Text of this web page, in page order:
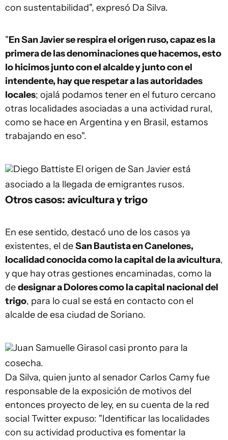
con sustentabilidad", expresó Da Silva.
"En San Javier se respira el origen ruso, capaz es la
primera de las denominaciones que hacemos, esto
lo hicimos junto con el alcalde y junto con el
intendente, hay que respetar a las autoridades
locales; ojalá podamos tener en el futuro cercano
otras localidades asociadas a una actividad rural,
como se hace en Argentina y en Brasil, estamos
trabajando en eso".
Diego Battiste El origen de San Javier está
asociado a la llegada de emigrantes rusos.
Otros casos: avicultura y trigo
En ese sentido, destacó uno de los casos ya
existentes, el deSan Bautista en Canelones,
localidad conocida como la capital de la avicultura,
y que hay otras gestiones encaminadas, como la
dedesignar a Dolores como la capital nacional del
trigo, para lo cual se está en contacto con el
alcalde de esa ciudad de Soriano.
Juan Samuelle Girasol casi pronto para la
cosecha.
Da Silva, quien junto al senador Carlos Camy fue
responsable de la exposición de motivos del
entonces proyecto de ley, en su cuenta de la red
social Twitter expuso: "Identificar las localidades
con su actividad productiva es fomentar la